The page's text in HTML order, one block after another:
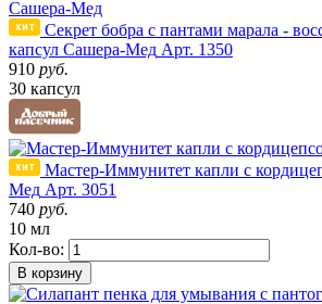
Секрет бобра с пантами марала -
капсул Сашера-Мед Арт. 1350
910 руб.
30 капсул
Мастер-Иммунитет капли с
Мед Арт. 3051
740 руб.
10 мл
Кол-во:
В корзину